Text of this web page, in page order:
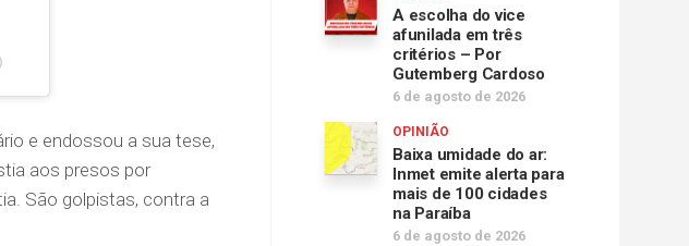
e endossou a sua tese,
aos presos por
São golpistas, contra a
A escolha do vice
afunilada em três
critérios – Por
Gutemberg Cardoso
6 de agosto de 2026
OPINIÃO
Baixa umidade do ar:
Inmet emite alerta para
mais de 100 cidades
na Paraíba
6 de agosto de 2026